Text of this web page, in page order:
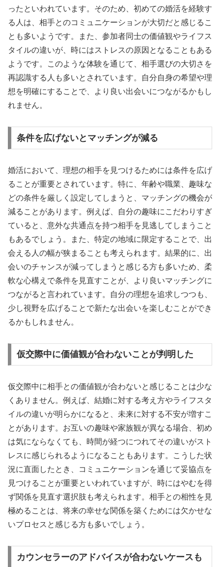
ったといわれています。そのため、初めての婚活を経験す
る人は、相手とのコミュニケーションが大切だと感じるこ
とも多いようです。また、参加者同士の価値観やライフス
タイルの違いが、時にはストレスの原因となることもある
ようです。このような体験を通じて、相手選びの大切さを
再認識する人も多いとされています。自分自身の希望や理
想を明確にすることで、より良い出会いにつながるかもし
れません。
条件を広げないとマッチングが減る
婚活において、理想の相手を見つけるためには条件を広げ
ることが重要とされています。特に、年齢や職業、趣味な
どの条件を厳しく設定してしまうと、マッチングの機会が
減ることがあります。例えば、自分の趣味にこだわりすぎ
ていると、意外な共通点を持つ相手を見逃してしまうこと
もあるでしょう。また、特定の地域に限定することで、出
会える人の幅が狭まることも考えられます。結果的に、出
会いのチャンスが減ってしまうと感じる方も多いため、柔
軟な心構えで条件を見直すことが、より良いマッチングに
つながると言われています。自分の理想を追求しつつも、
少し視野を広げることで新たな出会いを楽しむことができ
るかもしれません。
仮交際中に価値観が合わないことが判明した
仮交際中に相手との価値観が合わないと感じることは少な
くありません。例えば、結婚に対する考え方やライフスタ
イルの違いが明らかになると、未来に対する不安が増すこ
とがあります。お互いの趣味や家族観が異なる場合、初め
は気にならなくても、時間が経つにつれてその違いがスト
レスに感じられるようになることもあります。こうした状
況に直面したとき、コミュニケーションを通じて妥協点を
見つけることが重要といわれていますが、時にはやむを得
ず関係を見直す選択肢も考えられます。相手との相性を見
極めることは、将来の幸せな関係を築くためには欠かせな
いプロセスと感じる方も多いでしょう。
カウンセラーのアドバイスが合わないケースも